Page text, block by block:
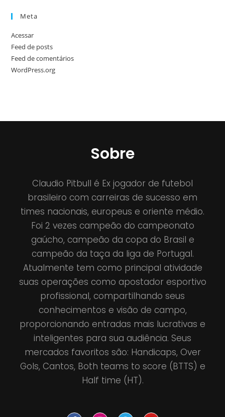
Meta
Acessar
Feed de posts
Feed de comentários
WordPress.org
Sobre
Claudio Pitbull é Ex jogador de futebol
brasileiro com carreiras de sucesso em
times nacionais, europeus e oriente médio.
Foi 2 vezes campeão do campeonato
gaúcho, campeão da copa do Brasil e
campeão da taça da liga de Portugal.
Atualmente tem como principal atividade
suas operações como apostador esportivo
profissional, compartilhando seus
conhecimentos e visão de campo,
proporcionando entradas mais lucrativas e
inteligentes para sua audiência. Seus
mercados favoritos são: Handicaps, Over
Gols, Cantos, Both teams to score (BTTS) e
Half time (HT).